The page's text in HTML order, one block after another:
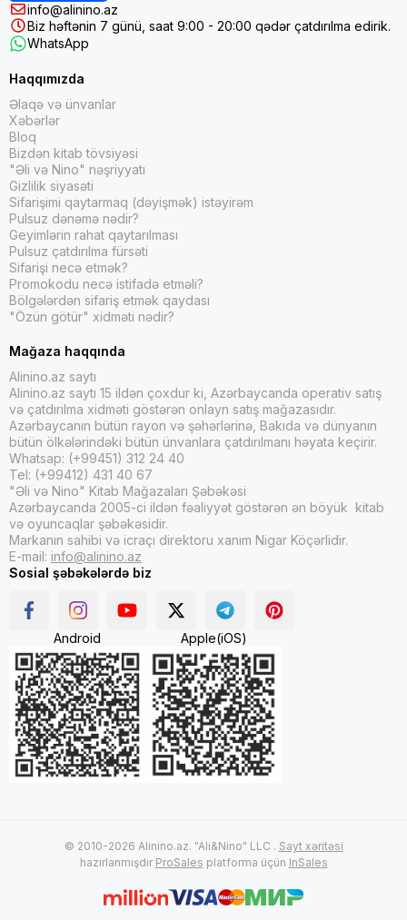
info@alinino.az
Biz həftənin 7 günü, saat 9:00 - 20:00 qədər çatdırılma edirik.
WhatsApp
Haqqımızda
Əlaqə və ünvanlar
Xəbərlər
Bloq
Bizdən kitab tövsiyəsi
"Əli və Nino" nəşriyyatı
Gizlilik siyasəti
Sifarişimi qaytarmaq (dəyişmək) istəyirəm
Pulsuz dənəmə nədir?
Geyimlərin rahat qaytarılması
Pulsuz çatdırılma fürsəti
Sifarişi necə etmək?
Promokodu necə istifadə etməli?
Bölgələrdən sifariş etmək qaydası
"Özün götür" xidməti nədir?
Mağaza haqqında
Alinino.az saytı
Alinino.az saytı 15 ildən çoxdur ki, Azərbaycanda operativ satış
və çatdırılma xidməti göstərən onlayn satış mağazasıdır.
Azərbaycanın bütün rayon və şəhərlərinə, Bakıda və dünyanın
bütün ölkələrindəki bütün ünvanlara çatdırılmanı həyata keçirir.
Whatsap: (+99451) 312 24 40
Tel: (+99412) 431 40 67
"Əli və Nino" Kitab Mağazaları Şəbəkəsi
Azərbaycanda 2005-ci ildən fəaliyyət göstərən ən böyük kitab
və oyuncaqlar şəbəkəsidir.
Markanın sahibi və icraçı direktoru xanım Nigar Köçərlidir.
E-mail: info@alinino.az
Sosial şəbəkələrdə biz
Android Apple(iOS)
© 2010-2026 Alinino.az. "Ali&Nino" LLC . Sayt xəritəsi
hazırlanmışdır ProSales platforma üçün InSales